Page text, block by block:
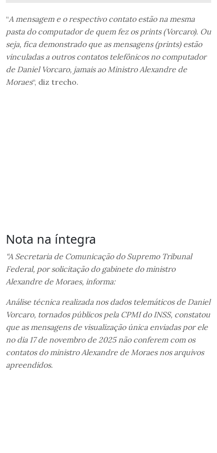
“A mensagem e o respectivo contato estão na mesma
pasta do computador de quem fez os prints (Vorcaro). Ou
seja, fica demonstrado que as mensagens (prints) estão
vinculadas a outros contatos telefônicos no computador
de Daniel Vorcaro, jamais ao Ministro Alexandre de
Moraes“, diz trecho.
Nota na íntegra
“A Secretaria de Comunicação do Supremo Tribunal
Federal, por solicitação do gabinete do ministro
Alexandre de Moraes, informa:
Análise técnica realizada nos dados telemáticos de Daniel
Vorcaro, tornados públicos pela CPMI do INSS, constatou
que as mensagens de visualização única enviadas por ele
no dia 17 de novembro de 2025 não conferem com os
contatos do ministro Alexandre de Moraes nos arquivos
apreendidos.